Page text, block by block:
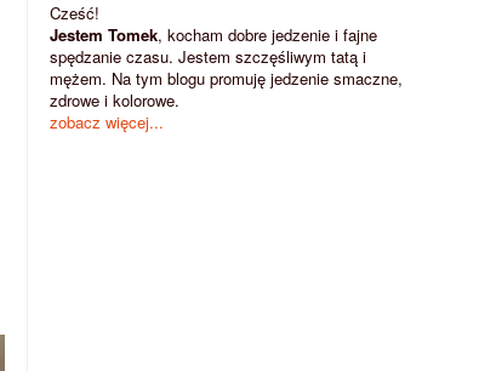
Cześć!
Jestem Tomek, kocham dobre jedzenie i fajne
spędzanie czasu. Jestem szczęśliwym tatą i
mężem. Na tym blogu promuję jedzenie smaczne,
zdrowe i kolorowe.
zobacz więcej...